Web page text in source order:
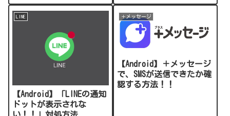
LINE
【Android】「LINEの通知
ドットが表示されな
い！！」対処方法
＋メッセージ
【Android】＋メッセージ
で、SMSが送信できたか確
認する方法！！